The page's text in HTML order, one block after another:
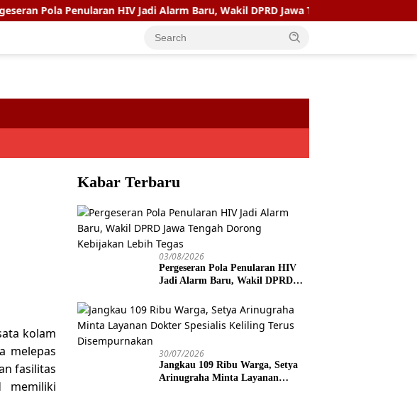
Penularan HIV Jadi Alarm Baru, Wakil DPRD Jawa Tengah Dorong Kebijakan Lebih
kolam
melepas
fasilitas
memiliki
Kabar Terbaru
03/08/2026
Pergeseran Pola Penularan HIV
Jadi Alarm Baru, Wakil DPRD
Lebih Tegas
30/07/2026
Jangkau 109 Ribu Warga, Setya
Arinugraha Minta Layanan